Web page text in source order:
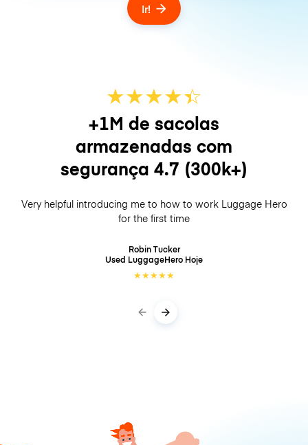
Ir!
★★★★☆
★
+1M de sacolas
armazenadas com
segurança 4.7 (300k+)
Very helpful introducing me to how to work Luggage Hero
for the first time
Robin Tucker
Used LuggageHero Hoje
★★★★★